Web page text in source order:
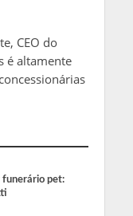
CEO do
é altamente
funerário pet: